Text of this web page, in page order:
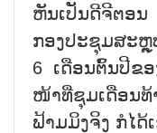
ຫັນເປັນດີຈີຕອນ
ກອງປະຊຸມສະຫຼຸ
6 ເດືອນຕົ້ນປີຂ
ໜ້າທີ່ຊຸມເດືອນ
ຟ້າມມິງຈິງ ກໍໄດ້